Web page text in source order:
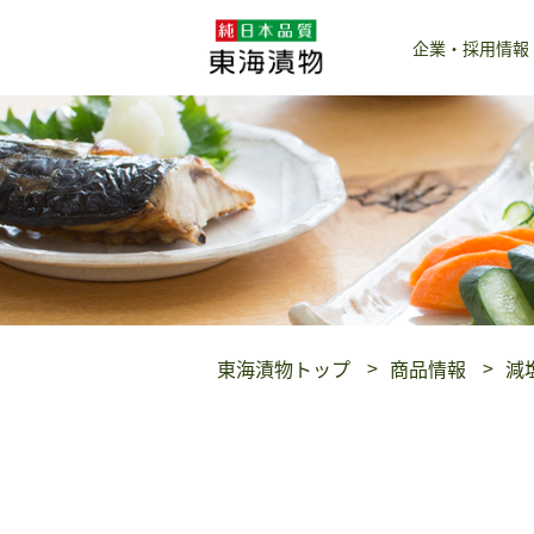
企業・採用情報
東海漬物トップ 商品情報 減